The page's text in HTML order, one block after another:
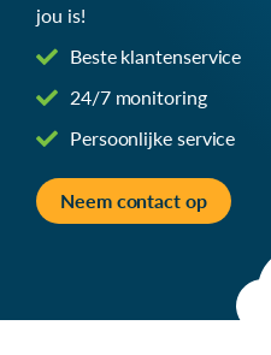
jou is!
Beste klantenservice
24/7 monitoring
Persoonlijke service
Neem contact op